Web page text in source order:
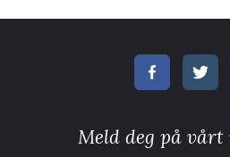
Meld deg på vårt